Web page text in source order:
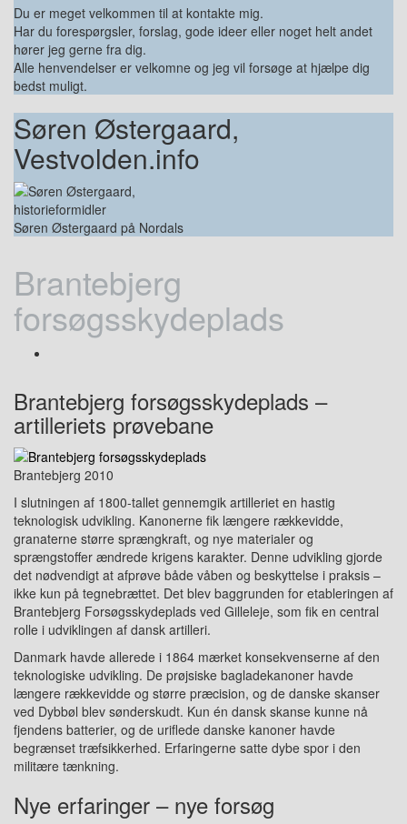
Du er meget velkommen til at kontakte mig.
Har du forespørgsler, forslag, gode ideer eller noget helt andet
hører jeg gerne fra dig.
Alle henvendelser er velkomne og jeg vil forsøge at hjælpe dig
bedst muligt.
Søren Østergaard,
Vestvolden.info
Søren Østergaard på Nordals
Brantebjerg
forsøgsskydeplads
Brantebjerg forsøgsskydeplads –
artilleriets prøvebane
Brantebjerg 2010
I slutningen af 1800-tallet gennemgik artilleriet en hastig
teknologisk udvikling. Kanonerne fik længere rækkevidde,
granaterne større sprængkraft, og nye materialer og
sprængstoffer ændrede krigens karakter. Denne udvikling gjorde
det nødvendigt at afprøve både våben og beskyttelse i praksis –
ikke kun på tegnebrættet. Det blev baggrunden for etableringen af
Brantebjerg Forsøgsskydeplads ved Gilleleje, som fik en central
rolle i udviklingen af dansk artilleri.
Danmark havde allerede i 1864 mærket konsekvenserne af den
teknologiske udvikling. De prøjsiske bagladekanoner havde
længere rækkevidde og større præcision, og de danske skanser
ved Dybbøl blev sønderskudt. Kun én dansk skanse kunne nå
fjendens batterier, og de uriflede danske kanoner havde
begrænset træfsikkerhed. Erfaringerne satte dybe spor i den
militære tænkning.
Nye erfaringer – nye forsøg